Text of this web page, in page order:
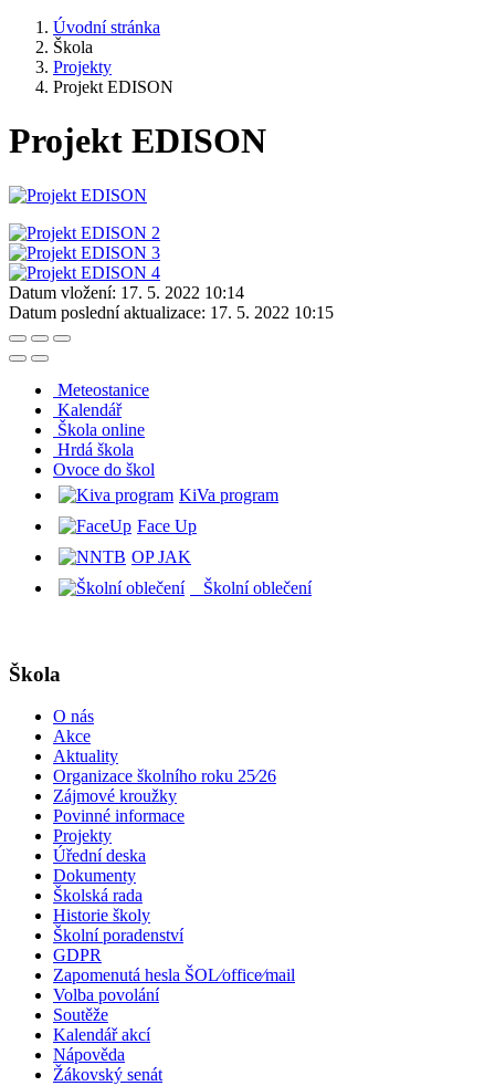
Úvodní stránka
Škola
Projekty
Projekt EDISON
Projekt EDISON
Datum vložení: 17. 5. 2022 10:14
Datum poslední aktualizace: 17. 5. 2022 10:15
Meteostanice
Kalendář
Škola online
Hrdá škola
Ovoce do škol
KiVa program
Face Up
OP JAK
Školní oblečení
Škola
O nás
Akce
Aktuality
Organizace školního roku 25⁄26
Zájmové kroužky
Povinné informace
Projekty
Úřední deska
Dokumenty
Školská rada
Historie školy
Školní poradenství
GDPR
Zapomenutá hesla ŠOL⁄office⁄mail
Volba povolání
Soutěže
Kalendář akcí
Nápověda
Žákovský senát